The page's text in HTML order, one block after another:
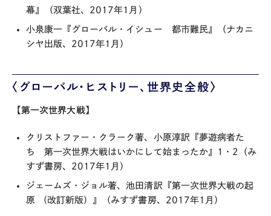
幕』（双葉社、2017年1月）
小泉康一『グローバル・イシュー 都市難民』（ナカニ
シヤ出版、2017年1月）
〈グローバル・ヒストリー、世界史全般〉
【第一次世界大戦】
クリストファー・クラーク著、小原淳訳『夢遊病者た
ち 第一次世界大戦はいかにして始まったか』1・2（み
すず書房、2017年1月）
ジェームズ・ジョル著、池田清訳『第一次世界大戦の起
原 （改訂新版）』（みすず書房、2017年1月）